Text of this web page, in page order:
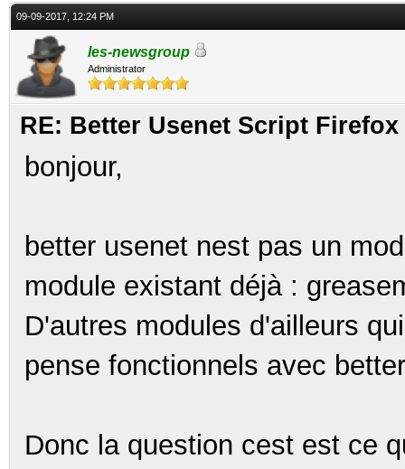
09-09-2017, 12:24 PM
les-newsgroup
Administrator
RE: Better Usenet Script
bonjour,
better usenet nest pas un
module existant déjà :
D'autres modules d'ailleurs
pense fonctionnels avec
Donc la question cest est ce